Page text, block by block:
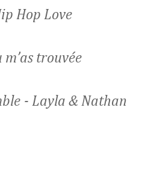
Hop Love
m’as trouvée
- Layla & Nathan